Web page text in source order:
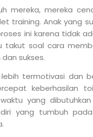
mereka, mereka
training. Anak yang
ini karena tidak
takut soal cara
sukses.
termotivasi dan
keberhasilan
yang
yang tumbuh